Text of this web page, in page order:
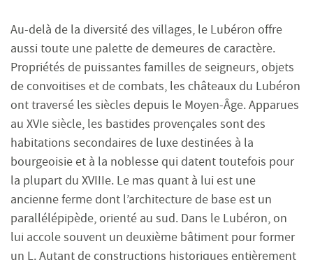
Au-delà de la diversité des villages, le Lubéron offre
aussi toute une palette de demeures de caractère.
Propriétés de puissantes familles de seigneurs, objets
de convoitises et de combats, les châteaux du Lubéron
ont traversé les siècles depuis le Moyen-Âge. Apparues
au XVIe siècle, les bastides provençales sont des
habitations secondaires de luxe destinées à la
bourgeoisie et à la noblesse qui datent toutefois pour
la plupart du XVIIIe. Le mas quant à lui est une
ancienne ferme dont l’architecture de base est un
parallélépipède, orienté au sud. Dans le Lubéron, on
lui accole souvent un deuxième bâtiment pour former
un L. Autant de constructions historiques entièrement